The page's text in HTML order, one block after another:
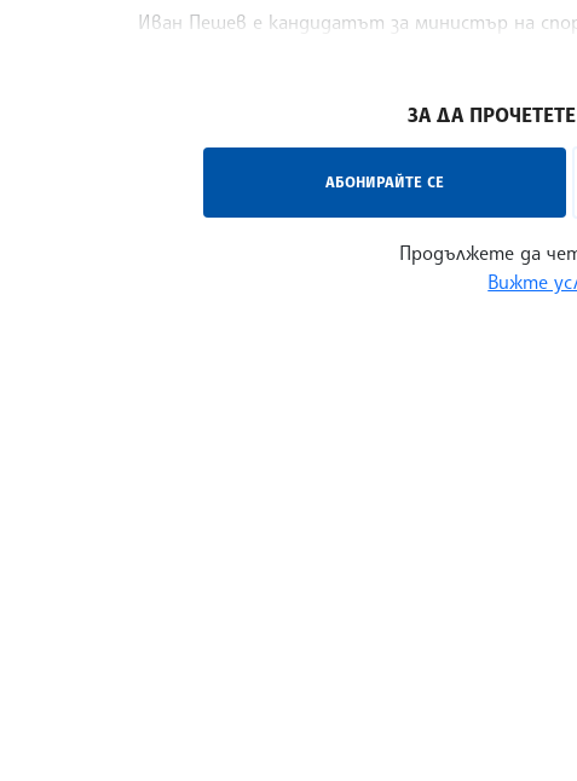
Иван Пешев е кандидатът за министър на
ЗА ДА
АБОНИРАЙТЕ СЕ
Продължете да
Вижте